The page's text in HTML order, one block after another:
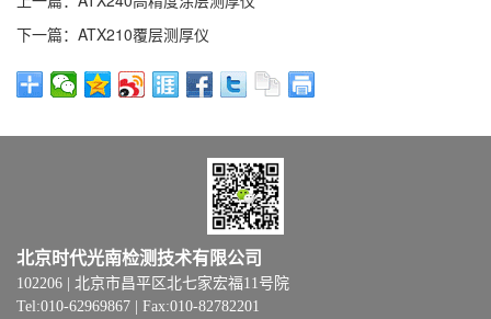
下一篇：ATX210覆层测厚仪
北京时代光南检测技术有限公司
102206 | 北京市昌平区北七家宏福11号院
Tel:010-62969867 | Fax:010-82782201